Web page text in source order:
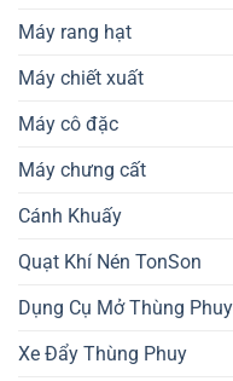
Máy rang hạt
Máy chiết xuất
Máy cô đặc
Máy chưng cất
Cánh Khuấy
Quạt Khí Nén TonSon
Dụng Cụ Mở Thùng Phuy
Xe Đẩy Thùng Phuy